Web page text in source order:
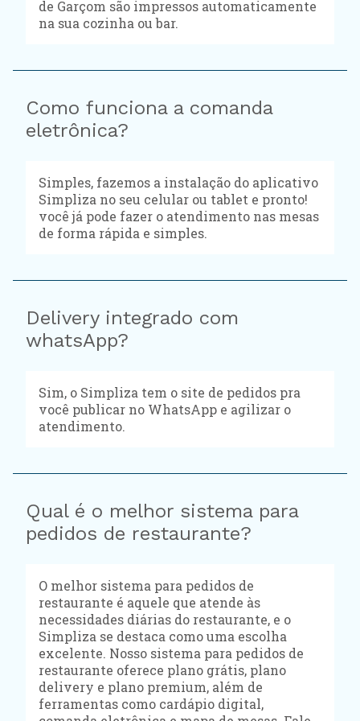
de Garçom são impressos automaticamente
na sua cozinha ou bar.
Como funciona a comanda
eletrônica?
Simples, fazemos a instalação do aplicativo
Simpliza no seu celular ou tablet e pronto!
você já pode fazer o atendimento nas mesas
de forma rápida e simples.
Delivery integrado com
whatsApp?
Sim, o Simpliza tem o site de pedidos pra
você publicar no WhatsApp e agilizar o
atendimento.
Qual é o melhor sistema para
pedidos de restaurante?
O melhor sistema para pedidos de
restaurante é aquele que atende às
necessidades diárias do restaurante, e o
Simpliza se destaca como uma escolha
excelente. Nosso sistema para pedidos de
restaurante oferece plano grátis, plano
delivery e plano premium, além de
ferramentas como cardápio digital,